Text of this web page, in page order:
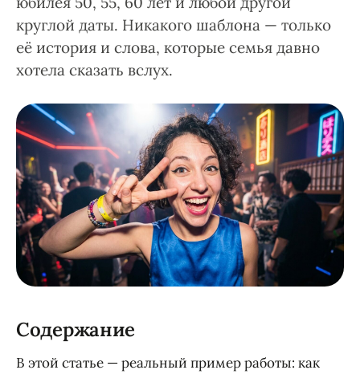
круглой даты. Никакого шаблона — только
её история и слова, которые семья давно
хотела сказать вслух.
Содержание
В этой статье — реальный пример работы: как